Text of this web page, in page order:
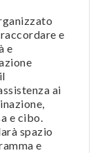
e
e
ai
e cibo.
spazio
e